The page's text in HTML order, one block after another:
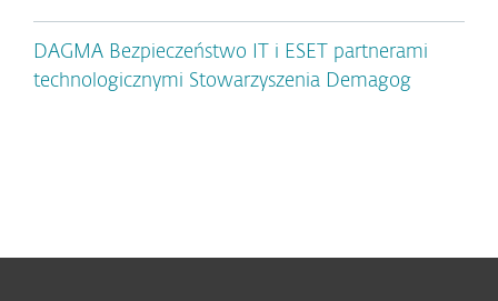
DAGMA Bezpieczeństwo IT i ESET partnerami
technologicznymi Stowarzyszenia Demagog